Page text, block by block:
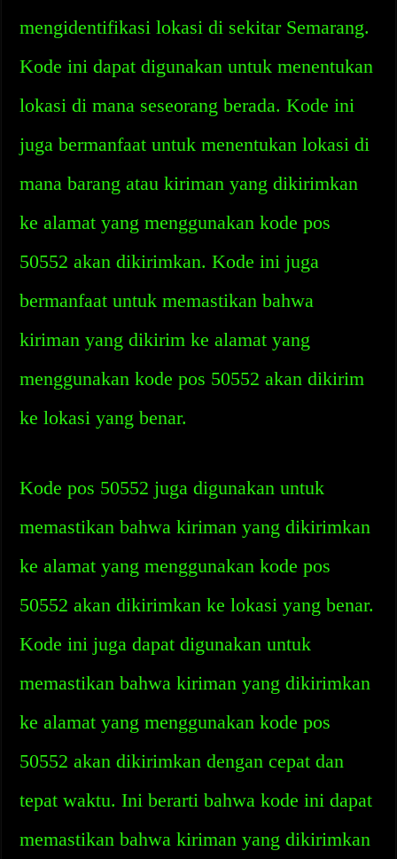
mengidentifikasi lokasi di sekitar Semarang.
Kode ini dapat digunakan untuk menentukan
lokasi di mana seseorang berada. Kode ini
juga bermanfaat untuk menentukan lokasi di
mana barang atau kiriman yang dikirimkan
ke alamat yang menggunakan kode pos
50552 akan dikirimkan. Kode ini juga
bermanfaat untuk memastikan bahwa
kiriman yang dikirim ke alamat yang
menggunakan kode pos 50552 akan dikirim
ke lokasi yang benar.
Kode pos 50552 juga digunakan untuk
memastikan bahwa kiriman yang dikirimkan
ke alamat yang menggunakan kode pos
50552 akan dikirimkan ke lokasi yang benar.
Kode ini juga dapat digunakan untuk
memastikan bahwa kiriman yang dikirimkan
ke alamat yang menggunakan kode pos
50552 akan dikirimkan dengan cepat dan
tepat waktu. Ini berarti bahwa kode ini dapat
memastikan bahwa kiriman yang dikirimkan